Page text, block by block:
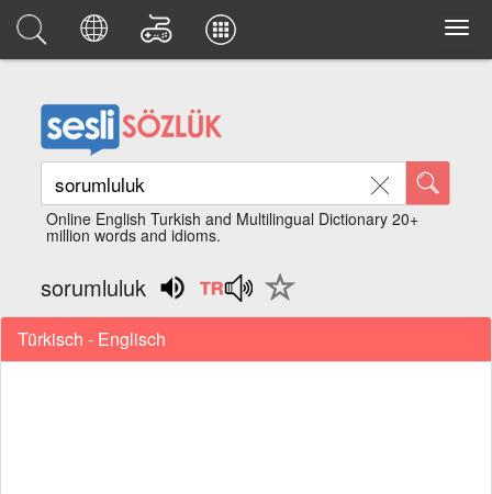
Online English Turkish and Multilingual Dictionary 20+
million words and idioms.
sorumluluk
Türkisch - Englisch